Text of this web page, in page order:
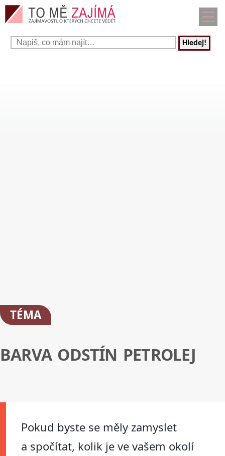
Hledej!
TÉMA
BARVA ODSTÍN PETROLEJ
Pokud byste se měly zamyslet
a spočítat, kolik je ve vašem okolí